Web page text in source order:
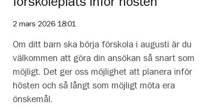
2 mars 2026 18:01
Om ditt barn ska börja förskola i augusti är du
välkommen att göra din ansökan så snart som
möjligt. Det ger oss möjlighet att planera inför
hösten och så långt som möjligt möta era
önskemål.